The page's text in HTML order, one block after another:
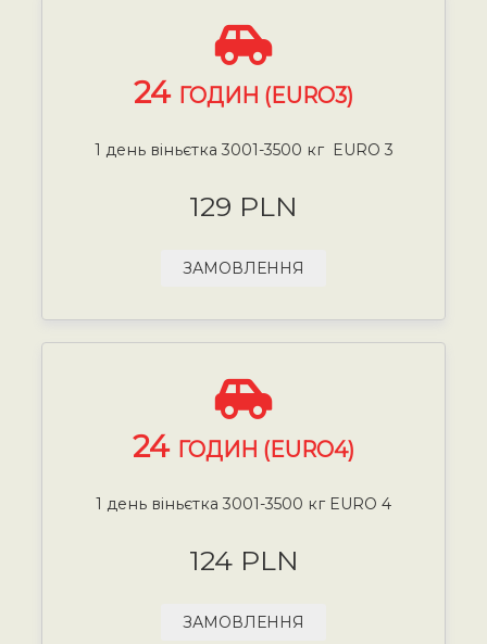
24 ГОДИН (EURO3)
1 день віньєтка 3001-3500 кг EURO 3
129 PLN
ЗАМОВЛЕННЯ
24 ГОДИН (EURO4)
1 день віньєтка 3001-3500 кг EURO 4
124 PLN
ЗАМОВЛЕННЯ